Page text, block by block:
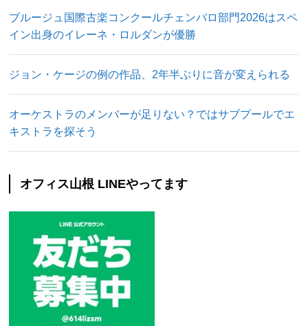
ブルージュ国際古楽コンクールチェンバロ部門2026はスペ
イン出身のイレーネ・ロルダンが優勝
ジョン・ケージの例の作品、2年半ぶりに音が変えられる
オーケストラのメンバーが足りない？ではサブプールでエ
キストラを探そう
オフィス山根 LINEやってます